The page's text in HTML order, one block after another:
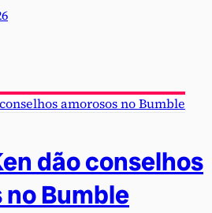
dão conselhos
Bumble